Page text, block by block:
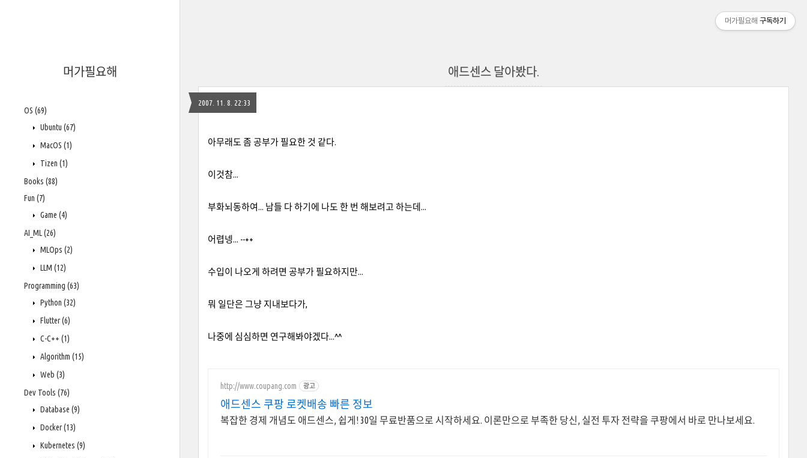
머가필요해
OS (69)
Ubuntu (67)
MacOS (1)
Tizen (1)
Books (88)
Fun (7)
Game (4)
AI_ML(26)
MLOps (2)
LLM (12)
Programming (63)
Python (32)
Flutter(6)
C-C++ (1)
Algorithm (15)
Web (3)
Dev Tools (76)
Database (9)
Docker(13)
Kubernetes (9)
애드센스 달아봤다.
2007. 11. 8. 22:33
아무래도 좀 공부가 필요한 것 같다.
이것참...
부화뇌동하여... 남들 다 하기에 나도 한 번 해보려고 하는데...
어렵넹... --++
수입이 나오게 하려면 공부가 필요하지만...
뭐 일단은 그냥 지내보다가,
나중에 심심하면 연구해봐야겠다...^^
http://www.coupang.com 광고
애드센스 쿠팡 로켓배송 빠른 정보
복잡한 경제 개념도 애드센스, 쉽게! 30일 무료반품으로 시작하세요. 이론만으로 부족한 당신, 실전 투자 전략을 쿠팡에서 바로 만나보세요.
머가필요해 구독하기